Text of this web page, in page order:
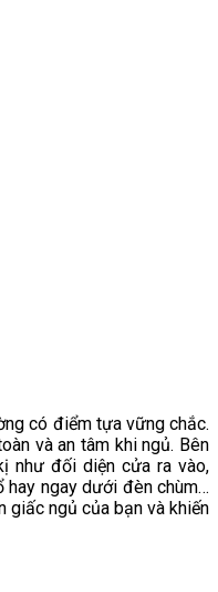
có điểm tựa vững chắc.
và an tâm khi ngủ. Bên
như đối diện cửa ra vào,
hay ngay dưới đèn chùm…
giấc ngủ của bạn và khiến